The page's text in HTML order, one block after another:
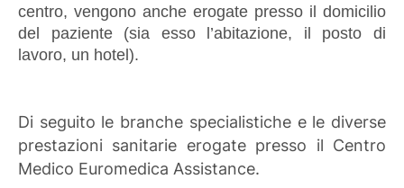
centro, vengono anche erogate presso il domicilio
del paziente (sia esso l’abitazione, il posto di
lavoro, un hotel).
Di seguito le branche specialistiche e le diverse
prestazioni sanitarie erogate presso il Centro
Medico Euromedica Assistance.